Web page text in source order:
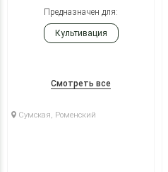
Предназначен для:
Культивация
Смотреть все
Сумская, Роменский